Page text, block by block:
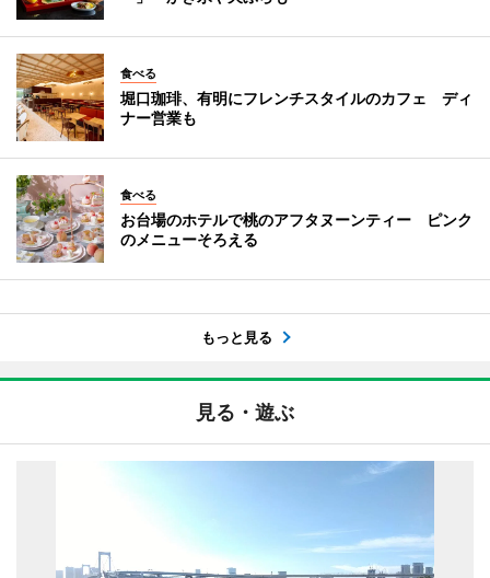
食べる
堀口珈琲、有明にフレンチスタイルのカフェ ディ
ナー営業も
食べる
お台場のホテルで桃のアフタヌーンティー ピンク
のメニューそろえる
もっと見る
見る・遊ぶ